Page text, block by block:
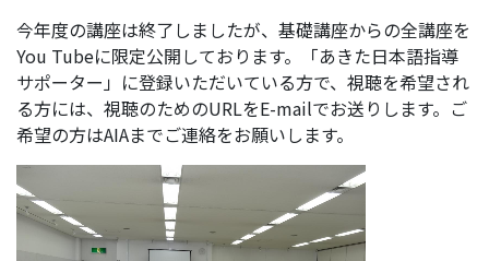
今年度の講座は終了しましたが、基礎講座からの全講座を
You Tubeに限定公開しております。「あきた日本語指導
サポーター」に登録いただいている方で、視聴を希望され
る方には、視聴のためのURLをE-mailでお送りします。ご
希望の方はAIAまでご連絡をお願いします。